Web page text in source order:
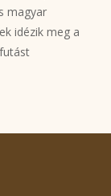
magyar
idézik meg a